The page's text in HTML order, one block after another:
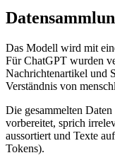
Das Modell wird mit
Für ChatGPT wurden
Nachrichtenartikel und
Verständnis von
Die gesammelten
vorbereitet, sprich
aussortiert und Texte
Tokens).